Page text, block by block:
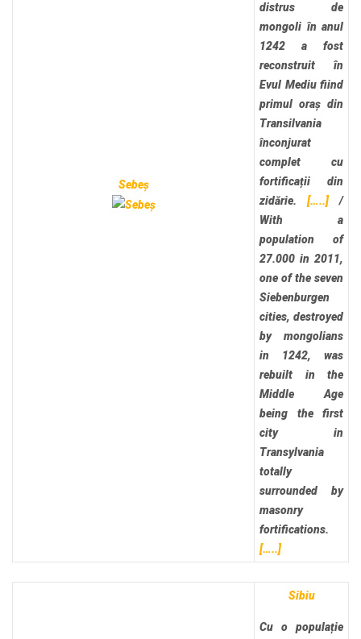
Sebeș
distrus de
mongoli în anul
1242 a fost
reconstruit în
Evul Mediu fiind
primul oraș din
Transilvania
înconjurat
complet cu
fortificații din
zidărie. […..] /
With a
population of
27.000 in 2011,
one of the seven
Siebenburgen
cities, destroyed
by mongolians
in 1242, was
rebuilt in the
Middle Age
being the first
city in
Transylvania
totally
surrounded by
masonry
fortifications.
[…..]
Sibiu
Cu o populație